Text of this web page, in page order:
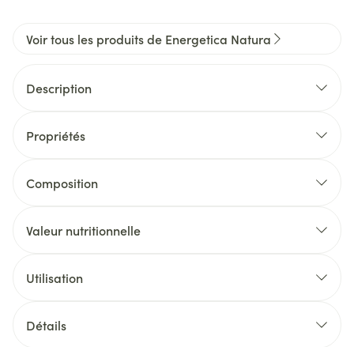
Voir tous les produits de Energetica Natura
Description
Propriétés
Composition
Valeur nutritionnelle
Utilisation
Détails